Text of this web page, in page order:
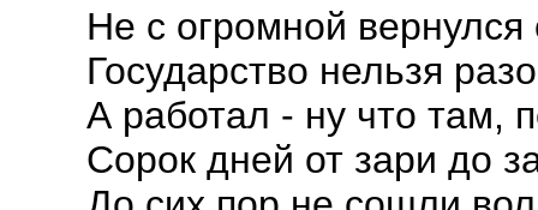
Не с огромной
Государство нельзя
А работал - ну что там,
Сорок дней от зари до